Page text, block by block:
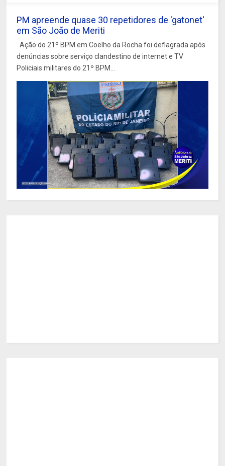
PM apreende quase 30 repetidores de 'gatonet'
em São João de Meriti
Ação do 21º BPM em Coelho da Rocha foi deflagrada após
denúncias sobre serviço clandestino de internet e TV
Policiais militares do 21º BPM...